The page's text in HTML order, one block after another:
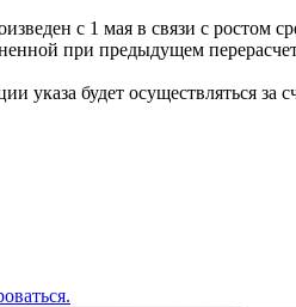
с 1 мая в связи с ростом
при предыдущем
указа будет осуществляться